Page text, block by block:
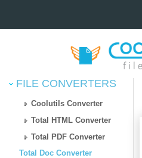
FILE CONVERTERS
Coolutils Converter
Total HTML Converter
Total PDF Converter
Total Doc Converter